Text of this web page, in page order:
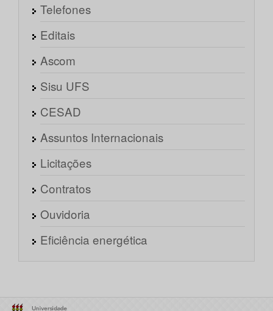
Telefones
Editais
Ascom
Sisu UFS
CESAD
Assuntos Internacionais
Licitações
Contratos
Ouvidoria
Eficiência energética